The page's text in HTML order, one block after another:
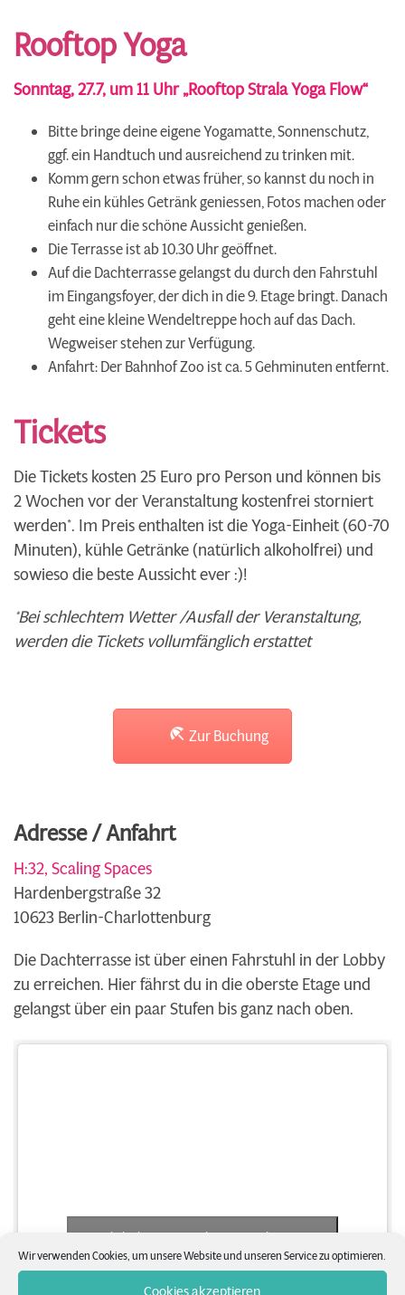
Wir verwenden Cookies, um unsere Website und unseren Service zu optimieren.
Cookies akzeptieren
Rooftop Yoga
Sonntag, 27.7, um 11 Uhr „Rooftop Strala Yoga Flow“
Bitte bringe deine eigene Yogamatte, Sonnenschutz,
ggf. ein Handtuch und ausreichend zu trinken mit.
Komm gern schon etwas früher, so kannst du noch in
Ruhe ein kühles Getränk geniessen, Fotos machen oder
einfach nur die schöne Aussicht genießen.
Die Terrasse ist ab 10.30 Uhr geöffnet.
Auf die Dachterrasse gelangst du durch den Fahrstuhl
im Eingangsfoyer, der dich in die 9. Etage bringt. Danach
geht eine kleine Wendeltreppe hoch auf das Dach.
Wegweiser stehen zur Verfügung.
Anfahrt: Der Bahnhof Zoo ist ca. 5 Gehminuten entfernt.
Tickets
Die Tickets kosten 25 Euro pro Person und können bis
2 Wochen vor der Veranstaltung kostenfrei storniert
werden*. Im Preis enthalten ist die Yoga-Einheit (60-70
Minuten), kühle Getränke (natürlich alkoholfrei) und
sowieso die beste Aussicht ever :)!
*Bei schlechtem Wetter /Ausfall der Veranstaltung,
werden die Tickets vollumfänglich erstattet
Zur Buchung
Adresse / Anfahrt
H:32, Scaling Spaces
Hardenbergstraße 32
10623 Berlin-Charlottenburg
Die Dachterrasse ist über einen Fahrstuhl in der Lobby
zu erreichen. Hier fährst du in die oberste Etage und
gelangst über ein paar Stufen bis ganz nach oben.
Klicke hier, um Marketing-Cookies zu
akzeptieren und diesen Inhalt zu aktivieren